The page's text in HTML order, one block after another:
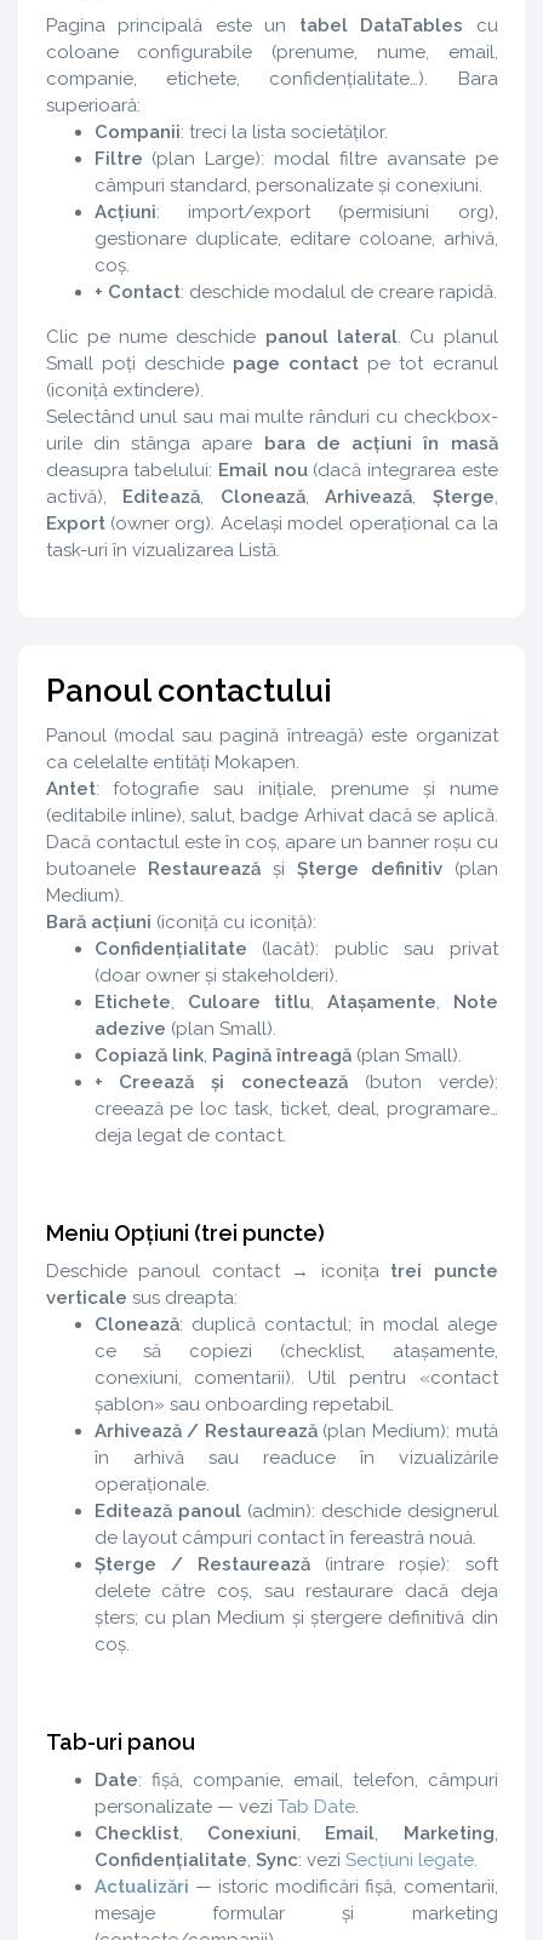
Pagina principală este un tabel DataTables cu
coloane configurabile (prenume, nume, email,
companie, etichete, confidențialitate…). Bara
superioară:
Companii: treci la lista societăților.
Filtre (plan Large): modal filtre avansate pe
câmpuri standard, personalizate și conexiuni.
Acțiuni: import/export (permisiuni org),
gestionare duplicate, editare coloane, arhivă,
coș.
+ Contact: deschide modalul de creare rapidă.
Clic pe nume deschide panoul lateral. Cu planul
Small poți deschide page contact pe tot ecranul
(iconiță extindere).
Selectând unul sau mai multe rânduri cu checkbox-
urile din stânga apare bara de acțiuni în masă
deasupra tabelului: Email nou(dacă integrarea este
activă), Editează, Clonează, Arhivează, Șterge,
Export(owner org). Același model operațional ca la
task-uri în vizualizarea Listă.
Panoul contactului
Panoul (modal sau pagină întreagă) este organizat
ca celelalte entități Mokapen.
Antet: fotografie sau inițiale, prenume și nume
(editabile inline), salut, badge Arhivat dacă se aplică.
Dacă contactul este în coș, apare un banner roșu cu
butoanele Restaureazăși Șterge definitiv(plan
Medium).
Bară acțiuni (iconiță cu iconiță):
Confidențialitate (lacăt): public sau privat
(doar owner și stakeholderi).
Etichete
Culoare titlu, Atașamente
Note
adezive (plan Small).
Copiază link, Pagină întreagă(plan Small).
+ Creează și conectează(buton verde):
creează pe loc task, ticket, deal, programare…
deja legat de contact.
Meniu Opțiuni (trei puncte)
Deschide panoul contact → iconița trei puncte
verticale sus dreapta:
Clonează: duplică contactul; în modal alege
ce să copiezi (checklist, atașamente,
conexiuni, comentarii). Util pentru «contact
șablon» sau onboarding repetabil.
Arhivează / Restaurează(plan Medium): mută
în arhivă sau readuce în vizualizările
operaționale.
Editează panoul(admin): deschide designerul
de layout câmpuri contact în fereastră nouă.
Șterge / Restaurează(intrare roșie): soft
delete către coș, sau restaurare dacă deja
șters; cu plan Medium și ștergere definitivă din
coș.
Tab-uri panou
Date: fișă, companie, email, telefon, câmpuri
personalizate — vezi Tab Date.
Checklist, Conexiuni Email Marketing
Confidențialitate Sync: vezi Secțiuni legate.
Actualizări — istoric modificări fișă, comentarii,
mesaje formular și marketing